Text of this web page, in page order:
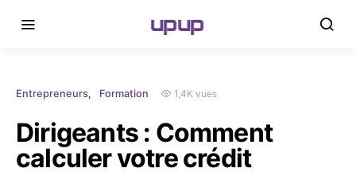
upup
Entrepreneurs Formation 1,4K vues
Dirigeants : Comment
calculer votre crédit